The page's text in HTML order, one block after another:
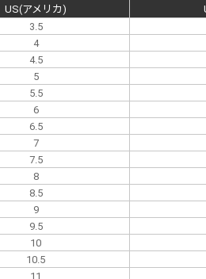
US(アメリカ)
3.5
4
4.5
5
5.5
6
6.5
7
7.5
8
8.5
9
9.5
10
10.5
11